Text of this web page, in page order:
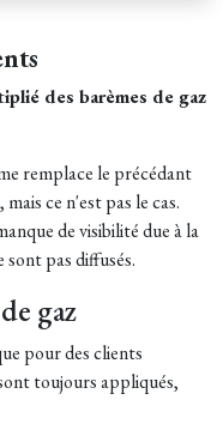
des barèmes de gaz
remplace le précédant
ce n'est pas le cas.
de visibilité due à la
pas diffusés.
gaz
pour des clients
toujours appliqués,